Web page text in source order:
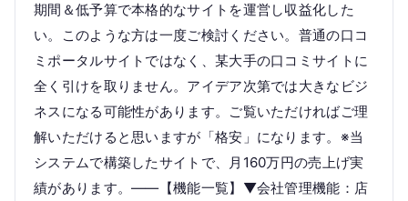
期間＆低予算で本格的なサイトを運営し収益化した
い。このような方は一度ご検討ください。普通の口コ
ミポータルサイトではなく、某大手の口コミサイトに
全く引けを取りません。アイデア次第では大きなビジ
ネスになる可能性があります。ご覧いただければご理
解いただけると思いますが「格安」になります。※当
システムで構築したサイトで、月160万円の売上げ実
績があります。——【機能一覧】▼会社管理機能：店